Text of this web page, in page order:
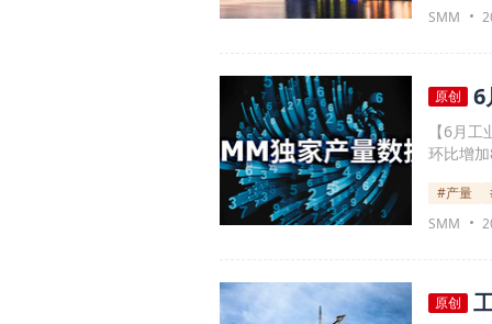
SMM
原创 6
【6月
环比增
#产量
SMM
原创